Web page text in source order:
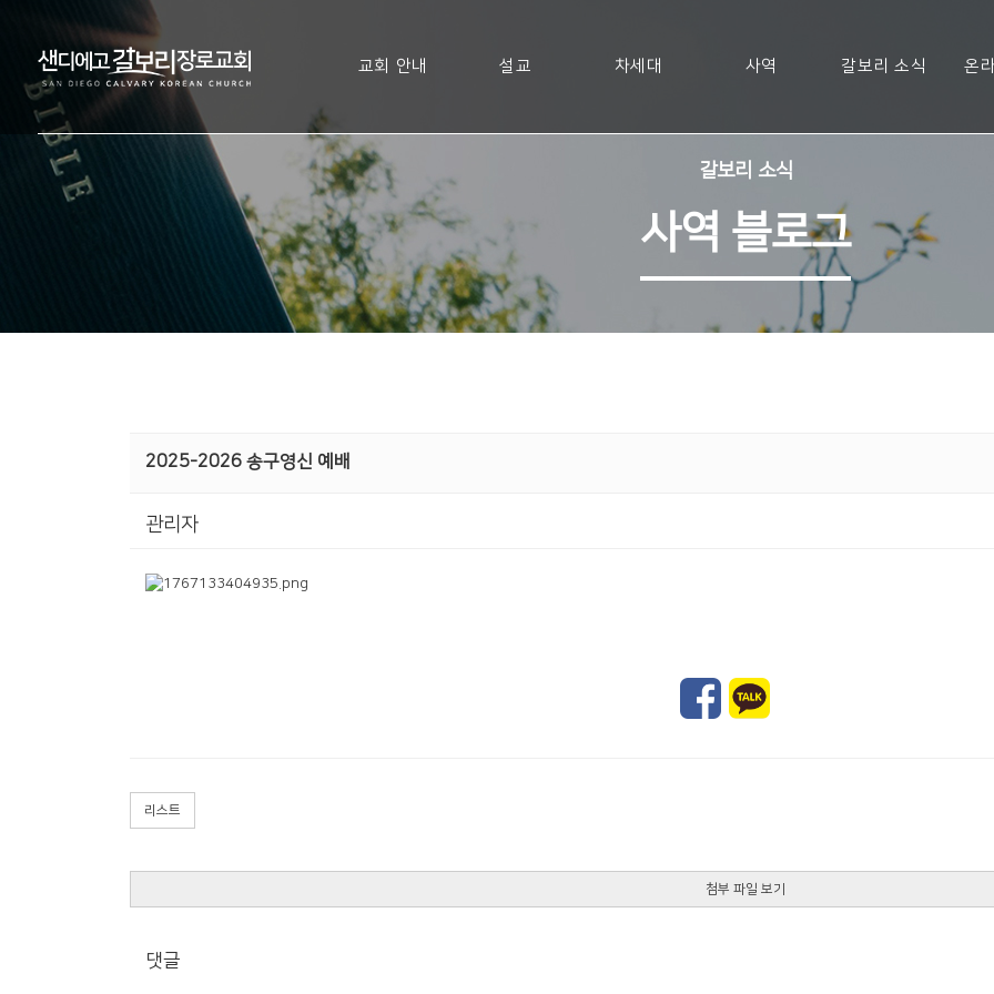
교회 안내 설교 차세대 사역 갈보리 소식 온
갈보리 소식
사역 블로그
2025-2026 송구영신 예배
관리자
리스트
첨부 파일 보기
댓글